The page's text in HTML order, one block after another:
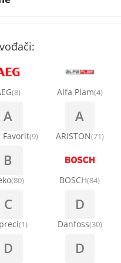
za vrata za veš mašinu
za veš mašine
i okviri vrata za veš mašinu
i hidrostati za veš
za sudo mašine
za klima uređaje
creva
za klimu
materijal za montažu
(8) Alfa Plam(4)
A
Favorit(9)
A
ARISTON(71)
B
(80) BOSCH(84)
C
(1)
D
Danfoss(30)
D D